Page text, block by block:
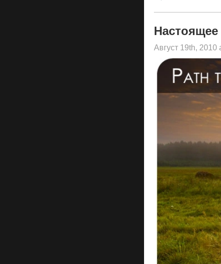
Настоящее
Август 19th, 2010